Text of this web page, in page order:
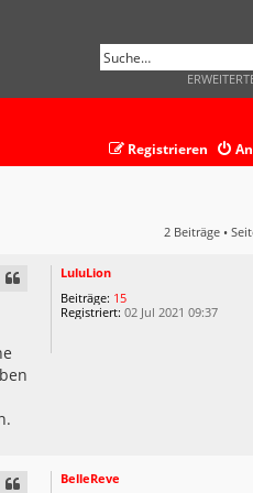
Registrieren
2 Beiträge •
LuluLion
Beiträge: 15
Registriert: 02 Jul 2021 09:37
BelleReve